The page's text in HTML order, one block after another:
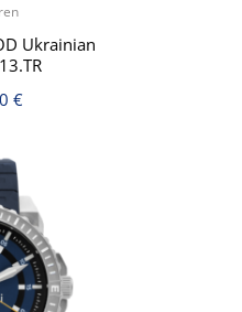
Ukrainian
€